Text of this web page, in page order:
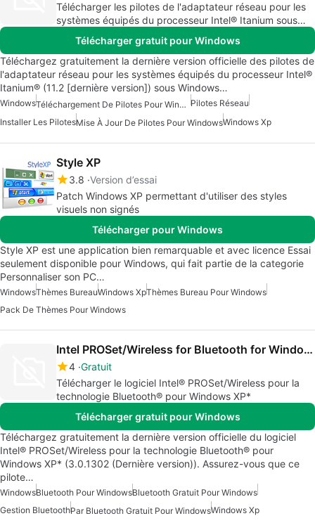
Télécharger les pilotes de l'adaptateur réseau pour les
systèmes équipés du processeur Intel® Itanium sous
Télécharger gratuit pour Windows
Téléchargez gratuitement la dernière version officielle des pilotes de
l'adaptateur réseau pour les systèmes équipés du processeur Intel®
Itanium® (11.2 [dernière version]) sous Windows…
Windows Téléchargement De Pilotes Pour Windows Pilotes Réseau
Installer Les PilotesMise À Jour De Pilotes Pour WindowsWindows Xp
Style XP
3.8 Version d’essai
Patch Windows XP permettant d'utiliser des styles
visuels non signés
Télécharger pour Windows
Style XP est une application bien remarquable et avec licence Essai
seulement disponible pour Windows, qui fait partie de la categorie
Personnaliser son PC…
WindowsThèmes BureauWindows XpThèmes Bureau Pour Windows
Pack De Thèmes Pour Windows
Intel PROSet/Wireless for Bluetooth for Windows XP
4 Gratuit
Télécharger le logiciel Intel® PROSet/Wireless pour la
technologie Bluetooth® pour Windows XP*
Télécharger gratuit pour Windows
Téléchargez gratuitement la dernière version officielle du logiciel
Intel® PROSet/Wireless pour la technologie Bluetooth® pour
Windows XP* (3.0.1302 (Dernière version)). Assurez-vous que ce
pilote…
WindowsBluetooth Pour WindowsBluetooth Gratuit Pour Windows
Gestion BluetoothPar Bluetooth Gratuit Pour WindowsWindows Xp